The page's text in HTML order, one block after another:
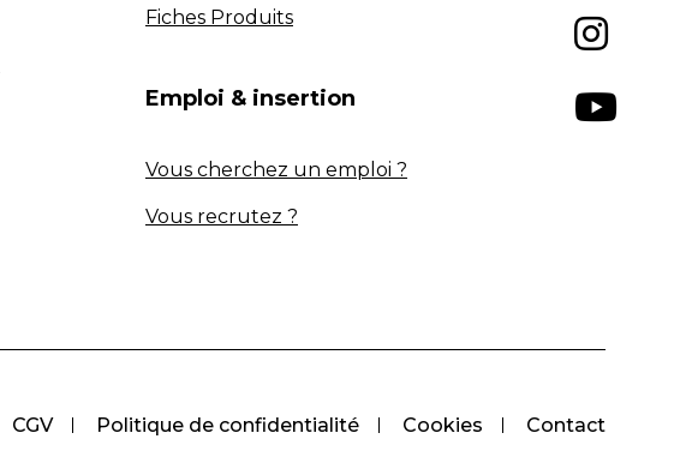
Fiches Produits
Emploi & insertion
Vous cherchez un emploi ?
Vous recrutez ?
CGV Politique de confidentialité Cookies Contact